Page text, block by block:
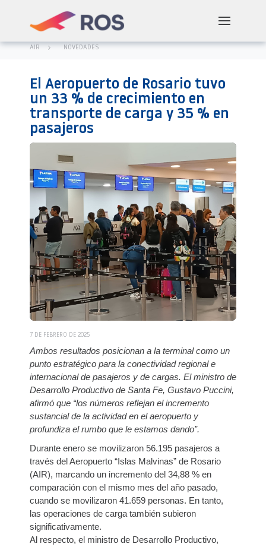
AIR NOVEDADES
El Aeropuerto de Rosario tuvo
un 33 % de crecimiento en
transporte de carga y 35 % en
pasajeros
7 DE FEBRERO DE 2025
Ambos resultados posicionan a la terminal como un
punto estratégico para la conectividad regional e
internacional de pasajeros y de cargas. El ministro de
Desarrollo Productivo de Santa Fe, Gustavo Puccini,
afirmó que “los números reflejan el incremento
sustancial de la actividad en el aeropuerto y
profundiza el rumbo que le estamos dando”.
Durante enero se movilizaron 56.195 pasajeros a
través del Aeropuerto “Islas Malvinas” de Rosario
(AIR), marcando un incremento del 34,88 % en
comparación con el mismo mes del año pasado,
cuando se movilizaron 41.659 personas. En tanto,
las operaciones de carga también subieron
significativamente.
Al respecto, el ministro de Desarrollo Productivo,